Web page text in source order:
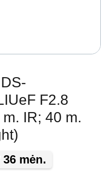
F2.8
IR; 40 m.
36 mėn.